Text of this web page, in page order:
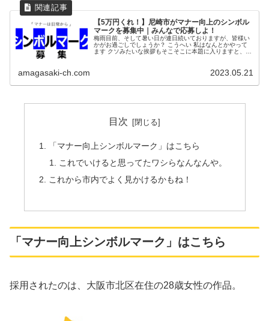
【5万円くれ！】尼崎市がマナー向上のシンボル
マークを募集中｜みんなで応募しよ！
梅雨目前、そして暑い日が連日続いておりますが、皆様い
かがお過ごしでしょうか？ こうへい 私はなんとかやって
ます クソみたいな挨拶もそこそこに本題に入りますと、4
amagasaki-ch.com 2023.05.21
目次
「マナー向上シンボルマーク」はこちら
これでいけると思ってたワシらなんなんや。
これから市内でよく見かけるかもね！
「マナー向上シンボルマーク」はこちら
採用されたのは、大阪市北区在住の28歳女性の作品。